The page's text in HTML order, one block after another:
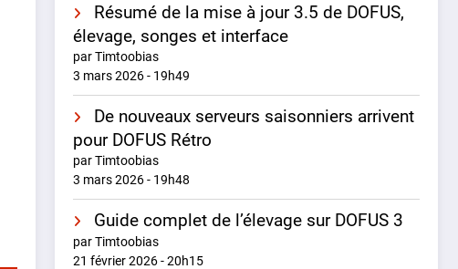
Résumé de la mise à jour 3.5 de DOFUS,
élevage, songes et interface
par Timtoobias
3 mars 2026 - 19h49
De nouveaux serveurs saisonniers arrivent
pour DOFUS Rétro
par Timtoobias
3 mars 2026 - 19h48
Guide complet de l’élevage sur DOFUS 3
par Timtoobias
21 février 2026 - 20h15